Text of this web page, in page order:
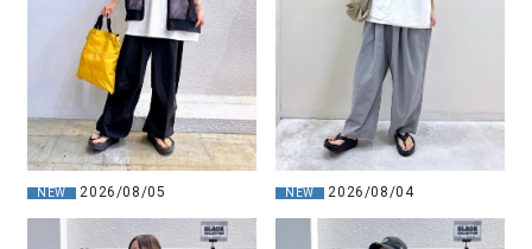
NEW 2026/08/05 NEW 2026/08/04